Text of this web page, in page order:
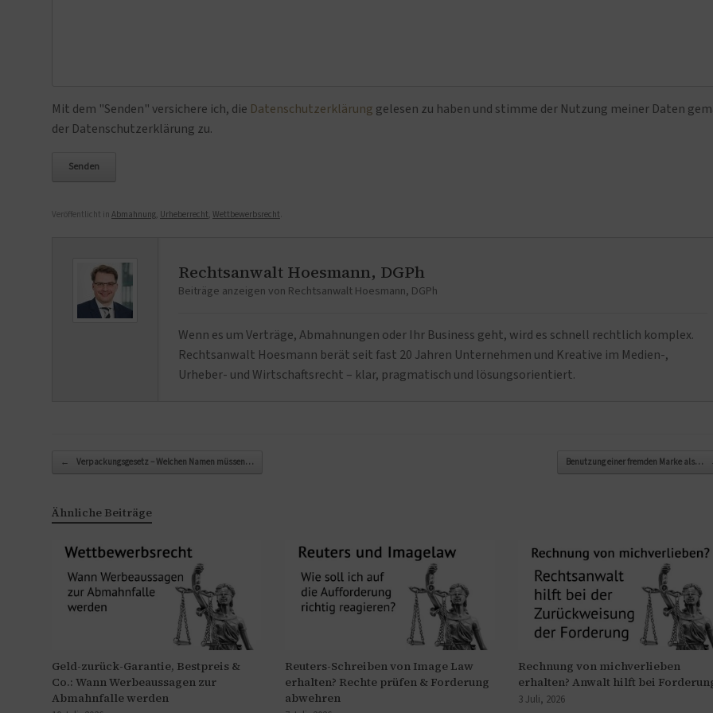
Bitte lasse dieses Feld leer.
Mit dem "Senden" versichere ich, die Datenschutzerklärung gelesen zu haben und stimme der Nutzung meiner Daten
der Datenschutzerklärung zu.
Veröffentlicht in Abmahnung, Urheberrecht, Wettbewerbsrecht
Rechtsanwalt Hoesmann, DGPh
Beiträge anzeigen von Rechtsanwalt Hoesmann, DGPh
Wenn es um Verträge, Abmahnungen oder Ihr Business geht, wird es schnell rechtlich komplex.
Rechtsanwalt Hoesmann berät seit fast 20 Jahren Unternehmen und Kreative im Medien-,
Urheber- und Wirtschaftsrecht – klar, pragmatisch und lösungsorientiert.
Beitragsnavigation
← Verpackungsgesetz – Welchen Namen müssen… Benutzung einer fremden Marke als…
Ähnliche Beiträge
Geld-zurück-Garantie, Bestpreis &
Co.: Wann Werbeaussagen zur
Abmahnfalle werden
Reuters-Schreiben von Image Law
erhalten? Rechte prüfen & Forderung
abwehren
Rechnung von michverlieben
erhalten? Anwalt hilft bei
3 Juli, 2026